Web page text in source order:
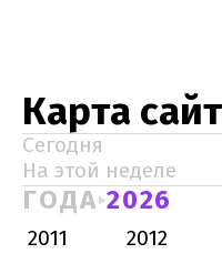
Карта
Сегодня
На этой неделе
ГОДА 2026
2011 2012